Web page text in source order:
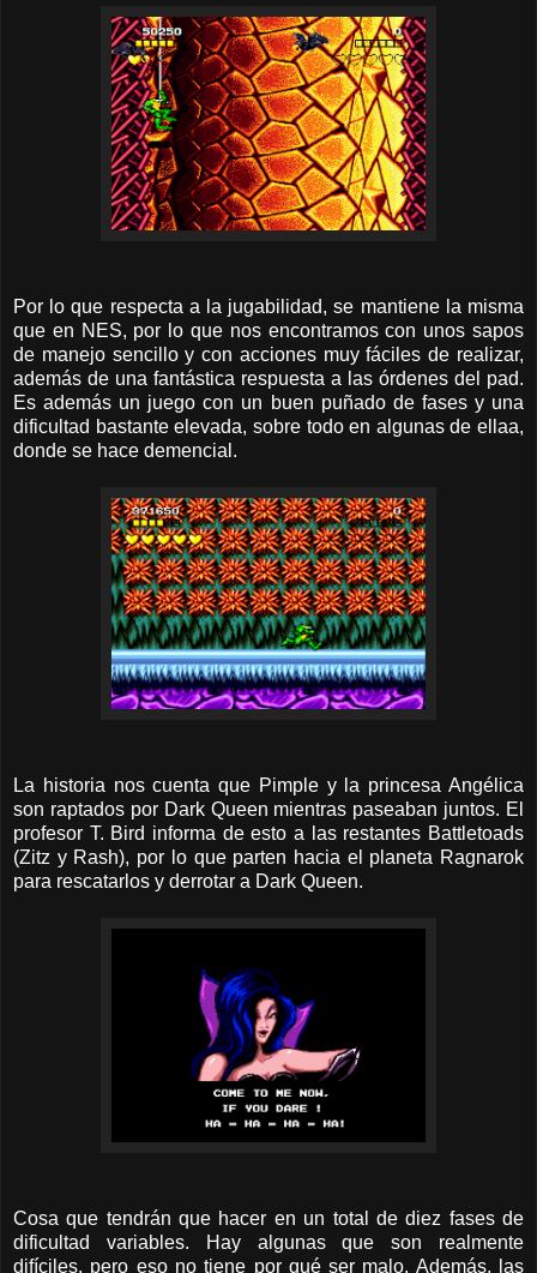
Por lo que respecta a la jugabilidad, se mantiene la misma
que en NES, por lo que nos encontramos con unos sapos
de manejo sencillo y con acciones muy fáciles de realizar,
además de una fantástica respuesta a las órdenes del pad.
Es además un juego con un buen puñado de fases y una
dificultad bastante elevada, sobre todo en algunas de ellaa,
donde se hace demencial.
La historia nos cuenta que Pimple y la princesa Angélica
son raptados por Dark Queen mientras paseaban juntos. El
profesor T. Bird informa de esto a las restantes Battletoads
(Zitz y Rash), por lo que parten hacia el planeta Ragnarok
para rescatarlos y derrotar a Dark Queen.
Cosa que tendrán que hacer en un total de diez fases de
dificultad variables. Hay algunas que son realmente
difíciles, pero eso no tiene por qué ser malo. Además, las